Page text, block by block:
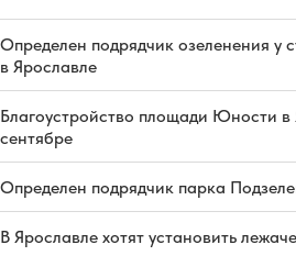
Определен подрядчик озеленения у
в Ярославле
Благоустройство площади Юности
сентябре
Определен подрядчик парка
В Ярославле хотят установить